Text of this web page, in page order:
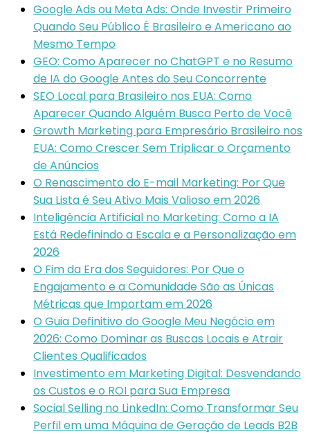
Google Ads ou Meta Ads: Onde Investir Primeiro
Quando Seu Público É Brasileiro e Americano ao
Mesmo Tempo
GEO: Como Aparecer no ChatGPT e no Resumo
de IA do Google Antes do Seu Concorrente
SEO Local para Brasileiro nos EUA: Como
Aparecer Quando Alguém Busca Perto de Você
Growth Marketing para Empresário Brasileiro nos
EUA: Como Crescer Sem Triplicar o Orçamento
de Anúncios
O Renascimento do E-mail Marketing: Por Que
Sua Lista é Seu Ativo Mais Valioso em 2026
Inteligência Artificial no Marketing: Como a IA
Está Redefinindo a Escala e a Personalização em
2026
O Fim da Era dos Seguidores: Por Que o
Engajamento e a Comunidade São as Únicas
Métricas que Importam em 2026
O Guia Definitivo do Google Meu Negócio em
2026: Como Dominar as Buscas Locais e Atrair
Clientes Qualificados
Investimento em Marketing Digital: Desvendando
os Custos e o ROI para Sua Empresa
Social Selling no LinkedIn: Como Transformar Seu
Perfil em uma Máquina de Geração de Leads B2B